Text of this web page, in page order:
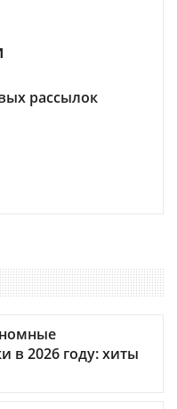
рассылок
в 2026 году: хиты